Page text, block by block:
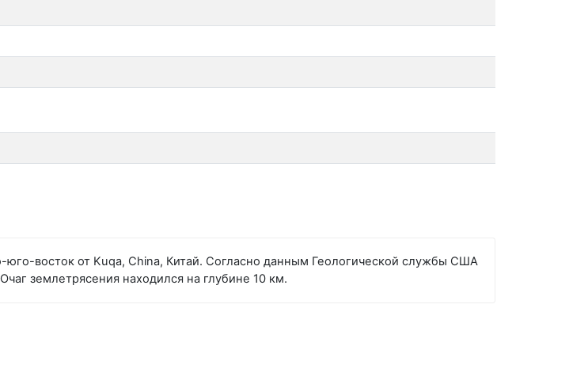
восток от Kuqa, China, Китай. Согласно данным Геологической службы США
землетрясения находился на глубине 10 км.